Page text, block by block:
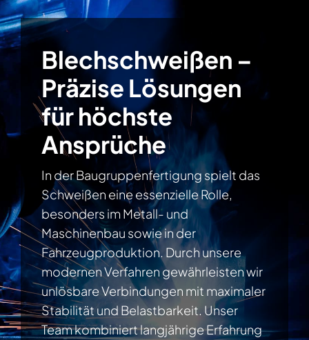
Blechschweißen –
Präzise Lösungen
für höchste
Ansprüche
In der Baugruppenfertigung spielt das
Schweißen eine essenzielle Rolle,
besonders im Metall- und
Maschinenbau sowie in der
Fahrzeugproduktion. Durch unsere
modernen Verfahren gewährleisten wir
unlösbare Verbindungen mit maximaler
Stabilität und Belastbarkeit. Unser
Team kombiniert langjährige Erfahrung